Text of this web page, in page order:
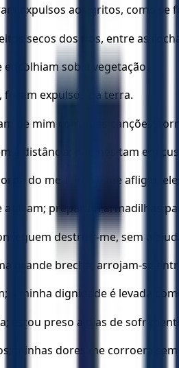
expulsos aos gritos, como se
secos dos rios, entre as
encolhiam sob a vegetação.
foram expulsos da terra.
de mim com suas canções;
à distância; não hesitam em
do meu arco e me afligiu,
atacam; preparam armadilhas
destruir-me, sem a
grande brecha; arrojam-se
a minha dignidade é levada
estou preso a dias de sofrimento.
minhas dores me corroem sem